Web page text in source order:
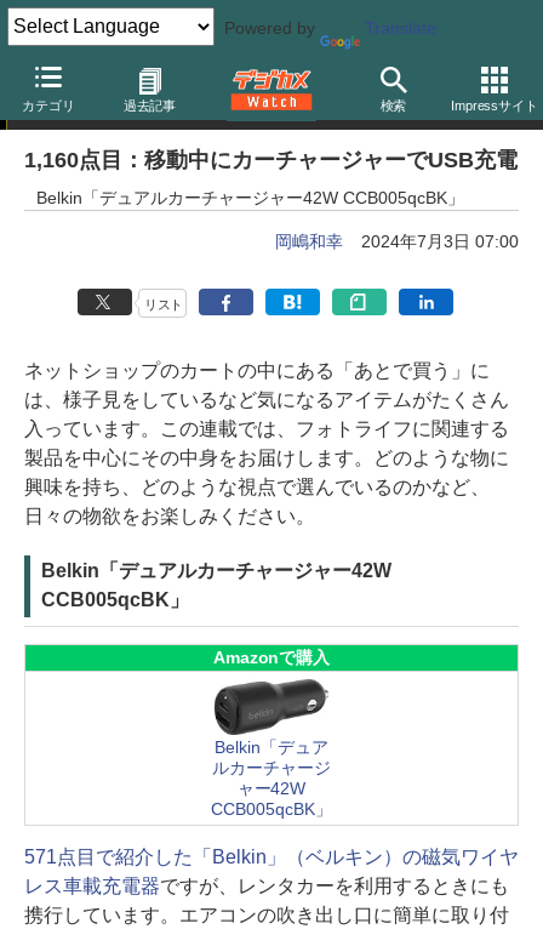
Powered by Translate
カテゴリ 過去記事 検索 Impressサイト
岡嶋和幸の「あとで買う」
1,160点目：移動中にカーチャージャーでUSB充電
Belkin「デュアルカーチャージャー42W CCB005qcBK」
岡嶋和幸 2024年7月3日 07:00
リスト
ネットショップのカートの中にある「あとで買う」に
は、様子見をしているなど気になるアイテムがたくさん
入っています。この連載では、フォトライフに関連する
製品を中心にその中身をお届けします。どのような物に
興味を持ち、どのような視点で選んでいるのかなど、
日々の物欲をお楽しみください。
Belkin「デュアルカーチャージャー42W
CCB005qcBK」
Amazonで購入
Belkin「デュア
ルカーチャージ
ャー42W
CCB005qcBK」
571点目で紹介した「Belkin」（ベルキン）の磁気ワイヤ
レス車載充電器ですが、レンタカーを利用するときにも
携行しています。エアコンの吹き出し口に簡単に取り付